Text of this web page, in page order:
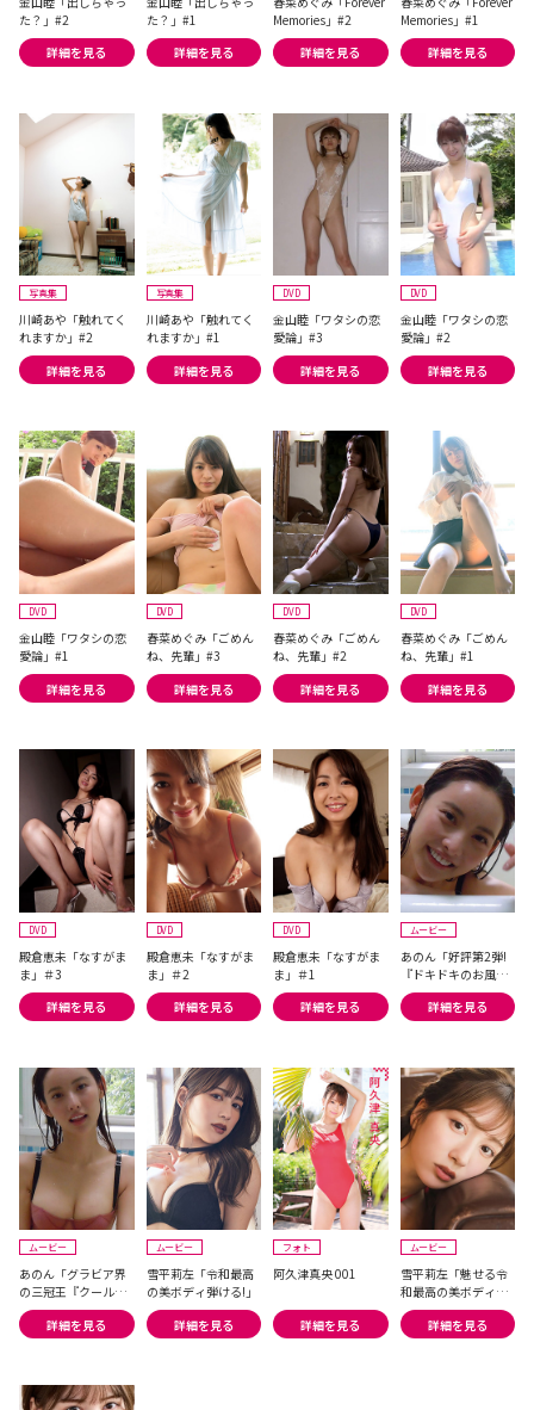
た？」#2
詳細を見る
た？」#1
詳細を見る
Memories」#2
詳細を見る
Memories」#1
詳細を見る
写真集
川崎あや「触れてく
れますか」#2
詳細を見る
写真集
川崎あや「触れてく
れますか」#1
詳細を見る
DVD
金山睦「ワタシの恋
愛論」#3
詳細を見る
DVD
金山睦「ワタシの恋
愛論」#2
詳細を見る
DVD
金山睦「ワタシの恋
愛論」#1
詳細を見る
DVD
春菜めぐみ「ごめん
ね、先輩」#3
詳細を見る
DVD
春菜めぐみ「ごめん
ね、先輩」#2
詳細を見る
DVD
春菜めぐみ「ごめん
ね、先輩」#1
詳細を見る
DVD
殿倉恵未「なすがま
ま」＃3
詳細を見る
DVD
殿倉恵未「なすがま
ま」＃2
詳細を見る
DVD
殿倉恵未「なすがま
ま」＃1
詳細を見る
ムービー
あのん「好評第2弾!
『ドキドキのお風呂
密着撮影』キュー
ト!」 詳細を見る
ムービー
あのん「グラビア界
の三冠王『クールか
つセクシーなドキド
キシーン』」
詳細を見る
ムービー
雪平莉左「令和最高
の美ボディ弾ける!」
詳細を見る
フォト
阿久津真央 001
詳細を見る
ムービー
雪平莉左「魅せる令
和最高の美ボディ巻
頭グラビア撮影裏を
大公開!」詳細を見る